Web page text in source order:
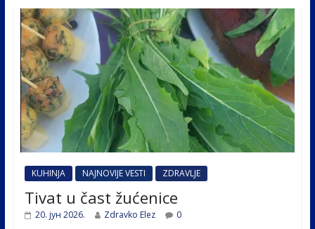
KUHINJA NAJNOVIJE VESTI ZDRAVLJE
Tivat u čast žućenice
20. јун 2026. Zdravko Elez 0